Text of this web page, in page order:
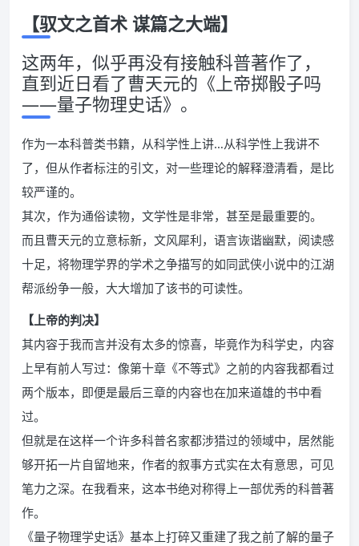
【驭文之首术 谋篇之大端】
这两年，似乎再没有接触科普著作了，
直到近日看了曹天元的《上帝掷骰子吗
——量子物理史话》。
作为一本科普类书籍，从科学性上讲…从科学性上我讲不
了，但从作者标注的引文，对一些理论的解释澄清看，是比
较严谨的。
其次，作为通俗读物，文学性是非常，甚至是最重要的。
而且曹天元的立意标新，文风犀利，语言诙谐幽默，阅读感
十足，将物理学界的学术之争描写的如同武侠小说中的江湖
帮派纷争一般，大大增加了该书的可读性。
【上帝的判决】
其内容于我而言并没有太多的惊喜，毕竟作为科学史，内容
上早有前人写过：像第十章《不等式》之前的内容我都看过
两个版本，即便是最后三章的内容也在加来道雄的书中看
过。
但就是在这样一个许多科普名家都涉猎过的领域中，居然能
够开拓一片自留地来，作者的叙事方式实在太有意思，可见
笔力之深。在我看来，这本书绝对称得上一部优秀的科普著
作。
《量子物理学史话》基本上打碎又重建了我之前了解的量子